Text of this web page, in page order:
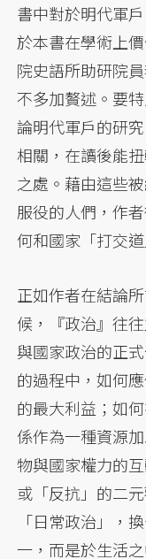
書中對於明代軍
於本書在學術上
院史語所助研院
不多加贅述。要
論明代軍戶的研
相關，在讀後能
之處。藉由這些
服役的人們，作
何和國家「打交道
正如作者在結論
候，『政治』往
與國家政治的正
的過程中，如何
的最大利益；如
係作為一種資源
物與國家權力的
或「反抗」的二
「日常政治」，
一，而是於生活